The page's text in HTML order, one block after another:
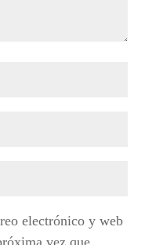
electrónico y web
vez que